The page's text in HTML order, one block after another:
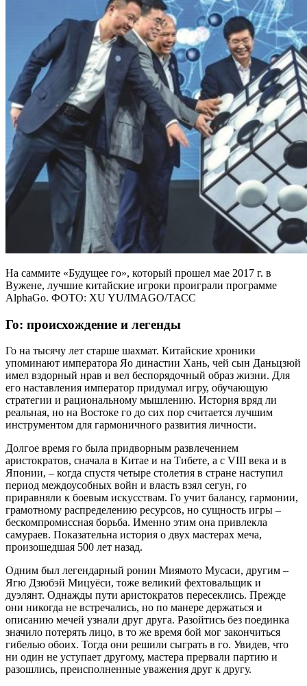
На саммите «Будущее го», который прошел мае 2017 г. в
Вужене, лучшие китайские игроки проиграли программе
AlphaGo. ФОТО: XU YU/IMAGO/ТАСС
Го: происхождение и легенды
Го на тысячу лет старше шахмат. Китайские хроники
упоминают императора Яо династии Хань, чей сын Даньцзюй
имел вздорный нрав и вел беспорядочный образ жизни. Для
его наставления император придумал игру, обучающую
стратегии и рациональному мышлению. История вряд ли
реальная, но на Востоке го до сих пор считается лучшим
инструментом для гармоничного развития личности.
Долгое время го была придворным развлечением
аристократов, сначала в Китае и на Тибете, а с VIII века и в
Японии, – когда спустя четыре столетия в стране наступил
период междоусобных войн и власть взял сегун, го
приравняли к боевым искусствам. Го учит балансу, гармонии,
грамотному распределению ресурсов, но сущность игры –
бескомпромиссная борьба. Именно этим она привлекла
самураев. Показательна история о двух мастерах меча,
произошедшая 500 лет назад.
Одним был легендарный ронин Миямото Мусаси, другим –
Ягю Дзюбэй Мицуёси, тоже великий фехтовальщик и
дуэлянт. Однажды пути аристократов пересеклись. Прежде
они никогда не встречались, но по манере держаться и
описанию мечей узнали друг друга. Разойтись без поединка
значило потерять лицо, в то же время бой мог закончиться
гибелью обоих. Тогда они решили сыграть в го. Увидев, что
ни один не уступает другому, мастера прервали партию и
разошлись, преисполненные уважения друг к другу.